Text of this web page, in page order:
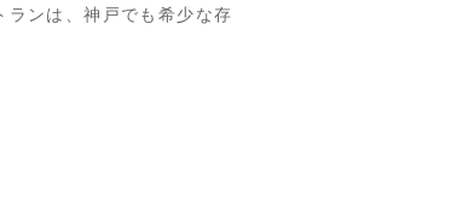
ランは、神戸でも希少な存